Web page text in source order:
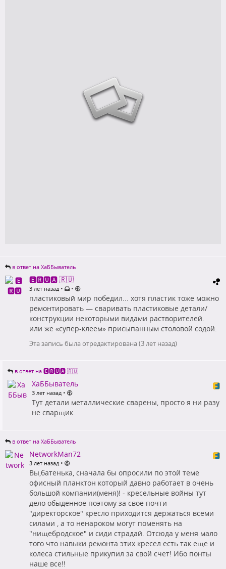
в ответ на ХаББыватель
🅴🆁🆄🅰 🇷🇺
3 лет назад • •
пластиковый мир победил... хотя пластик тоже можно
ремонтировать — сваривать пластиковые детали/
конструкции некоторыми видами растворителей.
или же «супер-клеем» присыпанным столовой содой.
Эта запись была отредактирована (3 лет назад)
в ответ на 🅴🆁🆄🅰 🇷🇺
ХаББыватель
3 лет назад •
Тут детали металлические сварены, просто я ни разу
не сварщик.
в ответ на ХаББыватель
NetworkMan72
3 лет назад •
Вы,батенька, сначала бы опросили по этой теме
офисный планктон который давно работает в очень
большой компании(меня)! - кресельные войны тут
дело обыденное поэтому за свое почти
"директорское" кресло приходится держаться всеми
силами , а то ненароком могут поменять на
"нищебродское" и сиди страдай. Отсюда у меня мало
того что навыки ремонта этих кресел есть так еще и
колеса стильные прикупил за свой счет! Ибо понты
наше все!!